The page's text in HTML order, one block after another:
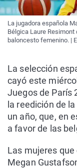
La jugadora española
Bélgica Laure
baloncesto femenino. |
La selección
cayó este
Juegos de París
la reedición de
un año, que, en
a favor de las
Las mujeres
Megan